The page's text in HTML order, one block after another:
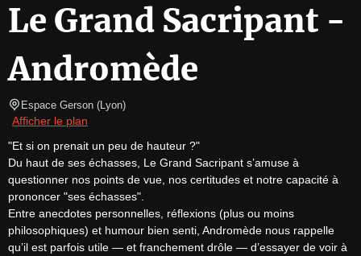
Le Grand Sacripant -
Andromède
Espace Gerson (Lyon)
Afficher le plan
"Et si on prenait un peu de hauteur ?"
Du haut de ses échasses, Le Grand Sacripant s’amuse à
questionner nos points de vue, nos certitudes et notre capacité à
prononcer "ses échasses".
Entre anecdotes personnelles, réflexions (plus ou moins
philosophiques) et humour bien senti, Andromède nous rappelle
qu’il est parfois utile — et franchement drôle — d’essayer de voir à